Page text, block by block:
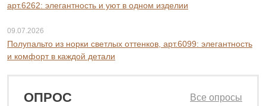
арт.6262: элегантность и уют в одном изделии
09.07.2026
Полупальто из норки светлых оттенков, арт.6099: элегантность
и комфорт в каждой детали
ОПРОС Все опросы